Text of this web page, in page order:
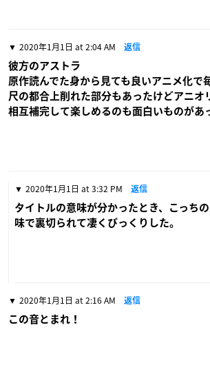
2020年1月1日 at 2:04 AM 返信
彼方のアストラ
原作読んでた身から見ても良いアニメ化で
尺の都合上削れた部分もあったけどアニオ
相互補完して楽しめるのも面白いものがあ
2020年1月1日 at 3:32 PM 返信
タイトルの意味が分かったとき、こっち
味で裏切られて凄くびっくりした。
2020年1月1日 at 2:16 AM 返信
この音とまれ！